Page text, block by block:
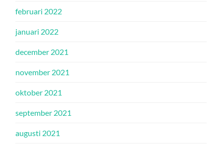
februari 2022
januari 2022
december 2021
november 2021
oktober 2021
september 2021
augusti 2021